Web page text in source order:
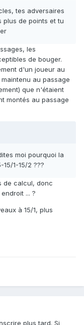
tes adversaires
plus de points et tu
les
de bouger.
d'un joueur au
au passage
que n'étaient
montés au passage
moi pourquoi la
1-15/2 ???
de calcul, donc
... ?
à 15/1, plus
plus tard. Si